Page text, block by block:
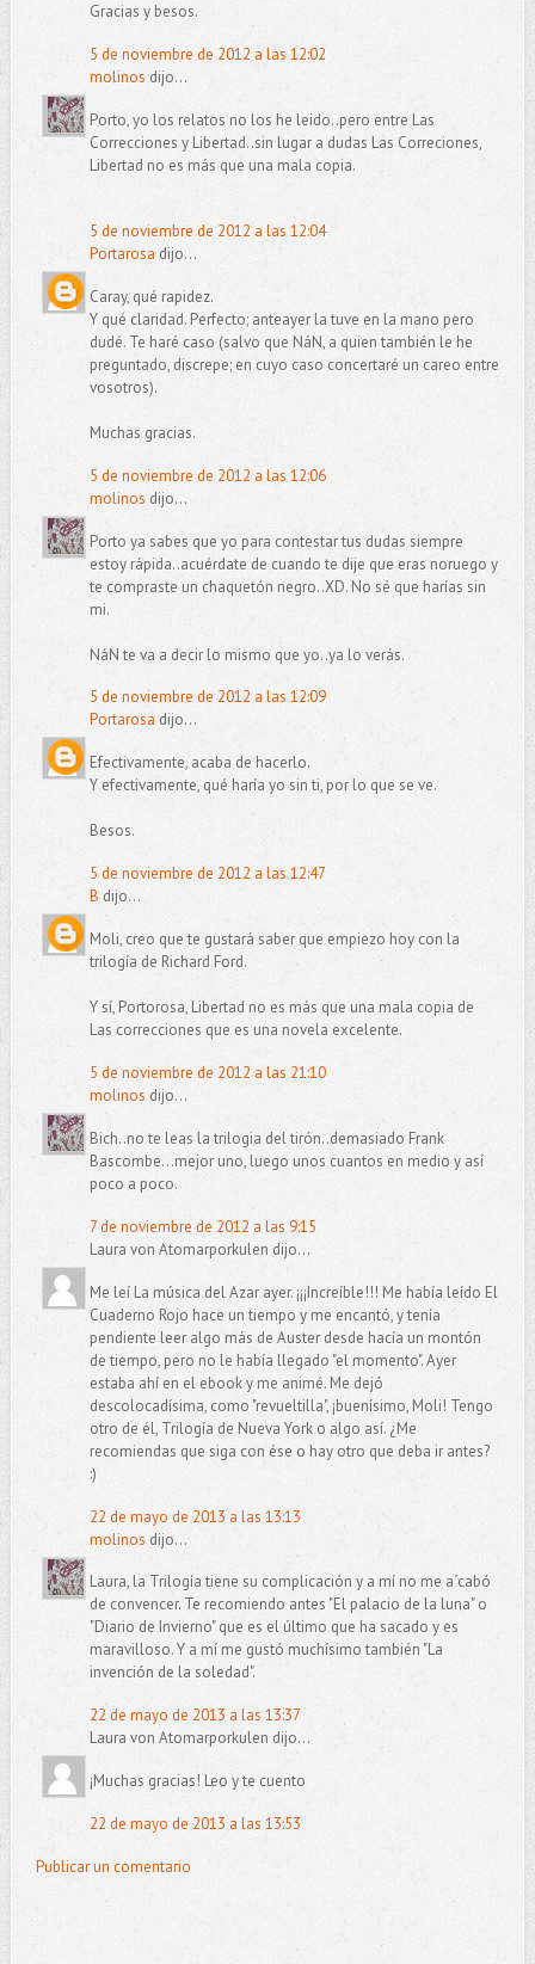
Gracias y besos.
5 de noviembre de 2012 a las 12:02
molinos dijo...
Porto, yo los relatos no los he leido..pero entre Las
Correcciones y Libertad..sin lugar a dudas Las Correciones,
Libertad no es más que una mala copia.
5 de noviembre de 2012 a las 12:04
Portarosa dijo...
Caray, qué rapidez.
Y qué claridad. Perfecto; anteayer la tuve en la mano pero
dudé. Te haré caso (salvo que NáN, a quien también le he
preguntado, discrepe; en cuyo caso concertaré un careo entre
vosotros).
Muchas gracias.
5 de noviembre de 2012 a las 12:06
molinos dijo...
Porto ya sabes que yo para contestar tus dudas siempre
estoy rápida..acuérdate de cuando te dije que eras noruego y
te compraste un chaquetón negro..XD. No sé que harías sin
mi.
NáN te va a decir lo mismo que yo..ya lo verás.
5 de noviembre de 2012 a las 12:09
Portarosa dijo...
Efectivamente, acaba de hacerlo.
Y efectivamente, qué haría yo sin ti, por lo que se ve.
Besos.
5 de noviembre de 2012 a las 12:47
B dijo...
Moli, creo que te gustará saber que empiezo hoy con la
trilogía de Richard Ford.
Y sí, Portorosa, Libertad no es más que una mala copia de
Las correcciones que es una novela excelente.
5 de noviembre de 2012 a las 21:10
molinos dijo...
Bich..no te leas la trilogia del tirón..demasiado Frank
Bascombe...mejor uno, luego unos cuantos en medio y así
poco a poco.
7 de noviembre de 2012 a las 9:15
Laura von Atomarporkulen dijo...
Me leí La música del Azar ayer. ¡¡¡Increíble!!! Me había leído El
Cuaderno Rojo hace un tiempo y me encantó, y tenía
pendiente leer algo más de Auster desde hacía un montón
de tiempo, pero no le había llegado "el momento". Ayer
estaba ahí en el ebook y me animé. Me dejó
descolocadísima, como "revueltilla", ¡buenísimo, Moli! Tengo
otro de él, Trilogía de Nueva York o algo así. ¿Me
recomiendas que siga con ése o hay otro que deba ir antes?
:)
22 de mayo de 2013 a las 13:13
molinos dijo...
Laura, la Trilogía tiene su complicación y a mí no me a´cabó
de convencer. Te recomiendo antes "El palacio de la luna" o
"Diario de Invierno" que es el último que ha sacado y es
maravilloso. Y a mí me gustó muchísimo también "La
invención de la soledad".
22 de mayo de 2013 a las 13:37
Laura von Atomarporkulen dijo...
¡Muchas gracias! Leo y te cuento
22 de mayo de 2013 a las 13:53
Publicar un comentario